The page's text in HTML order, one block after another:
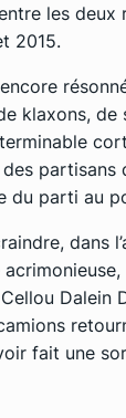
les deux
2015.
klaxons, de
partisans
du parti au
dans
Dalein
fait une